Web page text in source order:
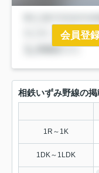
会員登
相鉄いずみ野線の
1R～1K
1DK～1LDK